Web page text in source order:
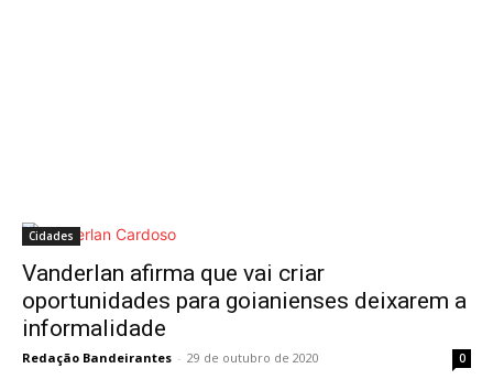
Cidades
Vanderlan afirma que vai criar
oportunidades para goianienses deixarem a
informalidade
Redação Bandeirantes - 29 de outubro de 2020 0